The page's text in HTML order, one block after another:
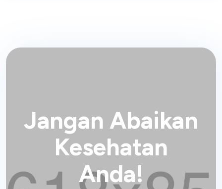
Jangan Abaikan
Kesehatan
Anda!